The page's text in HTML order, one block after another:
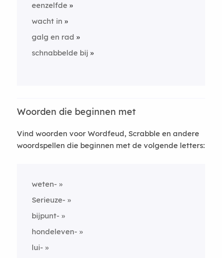
eenzelfde
wacht in
galg en rad
schnabbelde bij
Woorden die beginnen met
Vind woorden voor Wordfeud, Scrabble en andere
woordspellen die beginnen met de volgende letters:
weten-
Serieuze-
bijpunt-
hondeleven-
lui-